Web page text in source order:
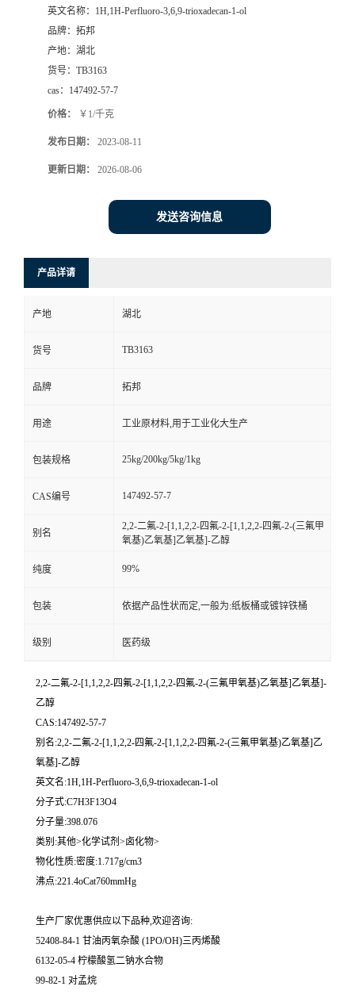
英文名称： 1H,1H-Perfluoro-3,6,9-trioxadecan-1-ol
品牌： 拓邦
产地： 湖北
货号： TB3163
cas： 147492-57-7
价格： ￥1/千克
发布日期： 2023-08-11
更新日期： 2026-08-06
发送咨询信息
产品详请
产地 湖北
货号 TB3163
品牌 拓邦
用途 工业原材料,用于工业化大生产
包装规格 25kg/200kg/5kg/1kg
CAS编号 147492-57-7
别名
2,2-二氟-2-[1,1,2,2-四氟-2-[1,1,2,2-四氟-2-(三氟甲
氧基)乙氧基]乙氧基]-乙醇
纯度 99%
包装 依据产品性状而定,一般为:纸板桶或镀锌铁桶
级别 医药级
2,2-二氟-2-[1,1,2,2-四氟-2-[1,1,2,2-四氟-2-(三氟甲氧基)乙氧基]乙氧基]-
乙醇
CAS:147492-57-7
别名:2,2-二氟-2-[1,1,2,2-四氟-2-[1,1,2,2-四氟-2-(三氟甲氧基)乙氧基]乙
氧基]-乙醇
英文名:1H,1H-Perfluoro-3,6,9-trioxadecan-1-ol
分子式:C7H3F13O4
分子量:398.076
类别:其他>化学试剂>卤化物>
物化性质:密度:1.717g/cm3
沸点:221.4oCat760mmHg
生产厂家优惠供应以下品种,欢迎咨询:
52408-84-1 甘油丙氧杂酸 (1PO/OH)三丙烯酸
6132-05-4 柠檬酸氢二钠水合物
99-82-1 对孟烷